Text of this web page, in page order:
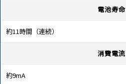
電池寿命
約11時間（連続）
消費電流
約9mA